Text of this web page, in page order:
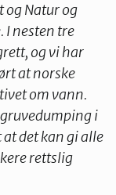
og Natur og
I nesten tre
og vi har
at norske
om vann.
i
det kan gi alle
rettslig